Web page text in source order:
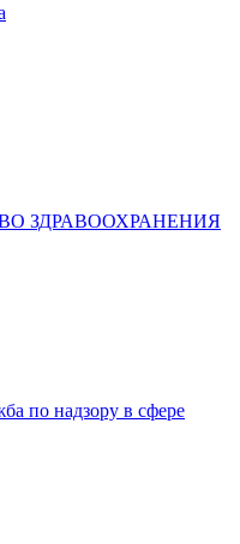
ЗДРАВООХРАНЕНИЯ
по надзору в сфере